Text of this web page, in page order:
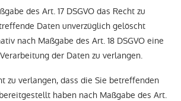
des Art. 17 DSGVO das Recht zu
Daten unverzüglich gelöscht
nach Maßgabe des Art. 18 DSGVO eine
der Daten zu verlangen.
zu verlangen, dass die Sie betreffenden
haben nach Maßgabe des Art.